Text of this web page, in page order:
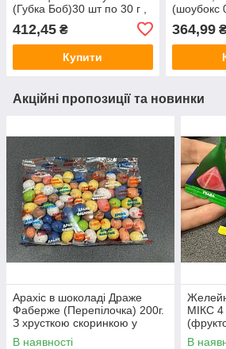
(Губка Боб)30 шт по 30 г ,
412,45 ₴
Купити
(шоубокс
364,99
Акційні пропозиції та новинки
Арахіс в шоколаді Драже
Фаберже (Перепілочка) 200г.
З хрусткою скоринкою у
вигляді перепелиного яйця
В наявності
МІКС 4
В